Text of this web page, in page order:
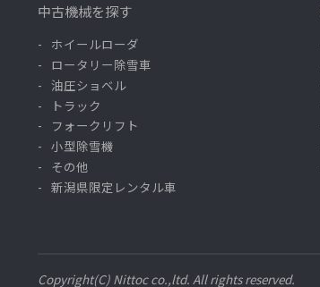
中古機械を探す
ホイールローダ
ロータリー除雪車
油圧ショベル
トラック
フォークリフト
小型除雪機
その他
新潟県限定レンタル車
Copyright(C) Nittoc co.,ltd. All rights reserved.